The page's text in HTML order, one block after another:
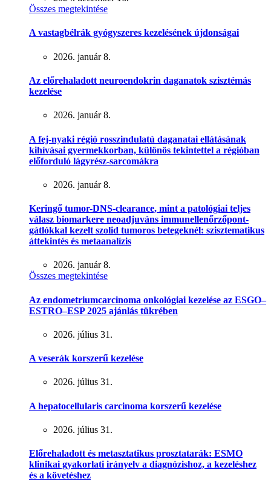
Összes megtekintése
A vastagbélrák gyógyszeres kezelésének újdonságai
2026. január 8.
Az előrehaladott neuroendokrin daganatok szisztémás
kezelése
2026. január 8.
A fej-nyaki régió rosszindulatú daganatai ellátásának
kihívásai gyermekkorban, különös tekintettel a régióban
előforduló lágyrész-sarcomákra
2026. január 8.
Keringő tumor-DNS-clearance, mint a patológiai teljes
válasz biomarkere neoadjuváns immunellenőrzőpont-
gátlókkal kezelt szolid tumoros betegeknél: szisztematikus
áttekintés és metaanalízis
2026. január 8.
Összes megtekintése
Az endometriumcarcinoma onkológiai kezelése az ESGO–
ESTRO–ESP 2025 ajánlás tükrében
2026. július 31.
A veserák korszerű kezelése
2026. július 31.
A hepatocellularis carcinoma korszerű kezelése
2026. július 31.
Előrehaladott és metasztatikus prosztatarák: ESMO
klinikai gyakorlati irányelv a diagnózishoz, a kezeléshez
és a követéshez